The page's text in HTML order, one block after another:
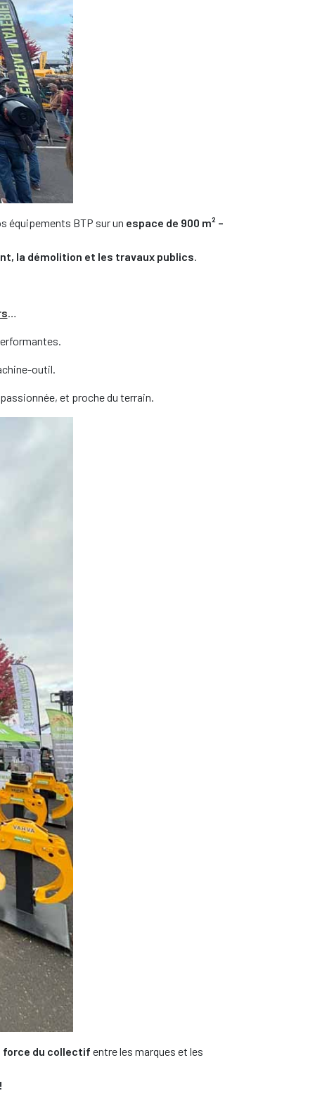
équipements BTP sur un espace de 900 m² –
la démolition et les travaux publics.
…
outil.
et proche du terrain.
force du collectif entre les marques et les